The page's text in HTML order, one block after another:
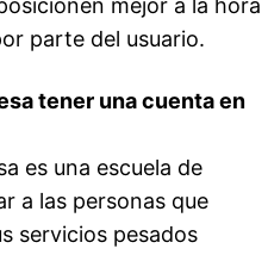
mejor a la hora
parte del usuario.
tener una cuenta en
es una escuela de
a las personas que
servicios pesados